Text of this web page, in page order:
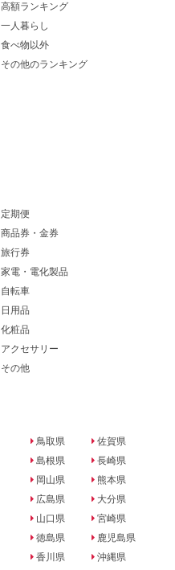
高額ランキング
一人暮らし
食べ物以外
その他のランキング
定期便
商品券・金券
旅行券
家電・電化製品
自転車
日用品
化粧品
アクセサリー
その他
鳥取県
島根県
岡山県
広島県
山口県
徳島県
香川県
佐賀県
長崎県
熊本県
大分県
宮崎県
鹿児島県
沖縄県